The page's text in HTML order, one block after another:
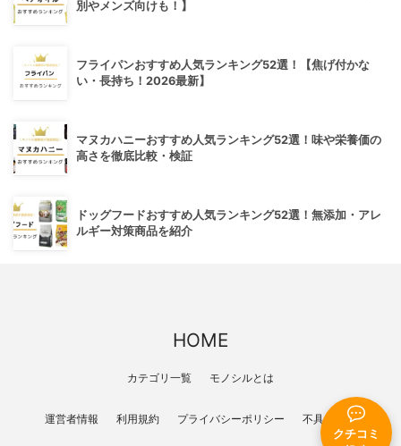
クチコミ
別やメンズ向けも！】
フライパンおすすめ人気ランキング52選！【焦げ付かな
い・長持ち！2026最新】
マヌカハニーおすすめ人気ランキング52選！味や栄養価の
高さを徹底比較・検証
ドッグフードおすすめ人気ランキング52選！無添加・アレ
ルギー対策商品を紹介
HOME
カテゴリ一覧 モノシルとは
運営者情報 利用規約 プライバシーポリシー 不具合報告